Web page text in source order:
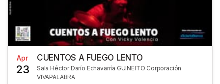
Apr
23
CUENTOS A FUEGO LENTO
Sala Héctor Darío Echavarría GUINEITO Corporación
VIVAPALABRA